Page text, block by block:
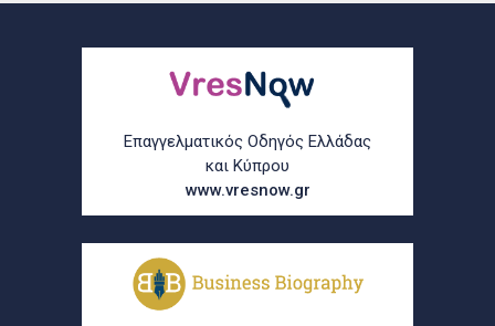
Επαγγελματικός Οδηγός Ελλάδας
και Κύπρου
www.vresnow.gr